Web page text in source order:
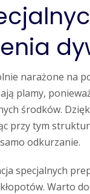
narażone na
plamy,
środków.
przy tym
odkurzanie.
specjalnych
Warto